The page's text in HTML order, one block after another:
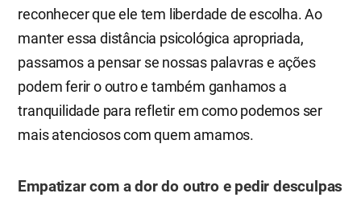
reconhecer que ele tem liberdade de escolha. Ao
manter essa distância psicológica apropriada,
passamos a pensar se nossas palavras e ações
podem ferir o outro e também ganhamos a
tranquilidade para refletir em como podemos ser
mais atenciosos com quem amamos.
Empatizar com a dor do outro e pedir desculpas